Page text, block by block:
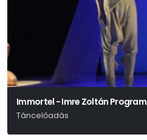
Immortel - Imre Zoltán Program
Táncelőadás